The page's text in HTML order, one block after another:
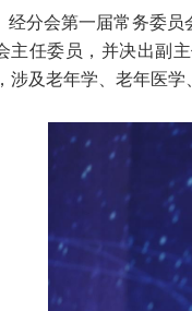
经分会第一届常务委员
主任委员，并决出副
涉及老年学、老年医